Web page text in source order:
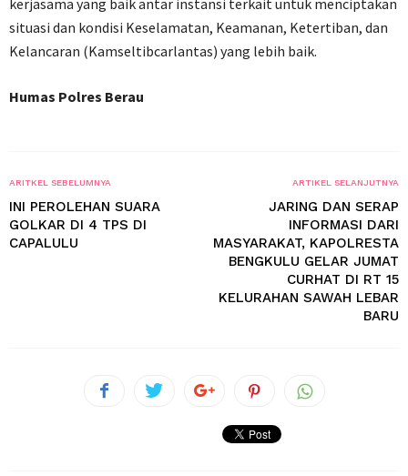
kerjasama yang baik antar instansi terkait untuk menciptakan
situasi dan kondisi Keselamatan, Keamanan, Ketertiban, dan
Kelancaran (Kamseltibcarlantas) yang lebih baik.
Humas Polres Berau
ARITKEL SEBELUMNYA
INI PEROLEHAN SUARA
GOLKAR DI 4 TPS DI
CAPALULU
ARTIKEL SELANJUTNYA
JARING DAN SERAP
INFORMASI DARI
MASYARAKAT, KAPOLRESTA
BENGKULU GELAR JUMAT
CURHAT DI RT 15
KELURAHAN SAWAH LEBAR
BARU